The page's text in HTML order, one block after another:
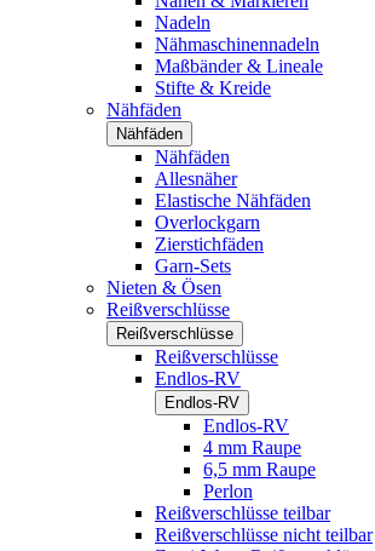
Nadeln
Nähmaschinennadeln
Maßbänder & Lineale
Stifte & Kreide
Nähfäden
Nähfäden
Nähfäden
Allesnäher
Elastische Nähfäden
Overlockgarn
Zierstichfäden
Garn-Sets
Nieten & Ösen
Reißverschlüsse
Reißverschlüsse
Reißverschlüsse
Endlos-RV
Endlos-RV
Endlos-RV
4 mm Raupe
6,5 mm Raupe
Perlon
Reißverschlüsse teilbar
Reißverschlüsse nicht teilbar